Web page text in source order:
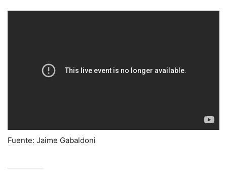
Fuente: Jaime Gabaldoni